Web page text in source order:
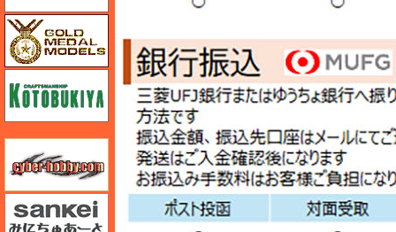
コトブキヤ
サイバーホビー
さんけい みにちゅあーと